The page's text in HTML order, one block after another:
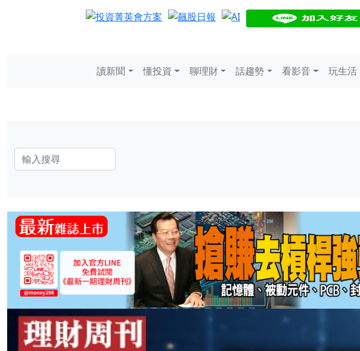
讀新聞 懂投資 聊理財 話趨勢 看影音 玩生活